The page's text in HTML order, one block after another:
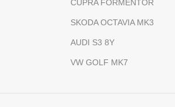
CUPRA FORMENTOR
SKODA OCTAVIA MK3
AUDI S3 8Y
VW GOLF MK7